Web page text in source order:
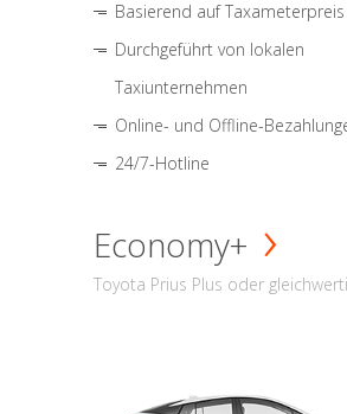
Basierend auf Taxameterpreis
Durchgeführt von lokalen
Taxiunternehmen
Online- und Offline-
24/7-Hotline
Economy+
Toyota Prius Plus oder